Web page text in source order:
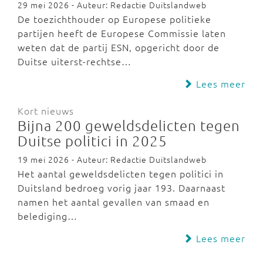
29 mei 2026 - Auteur: Redactie Duitslandweb
De toezichthouder op Europese politieke
partijen heeft de Europese Commissie laten
weten dat de partij ESN, opgericht door de
Duitse uiterst-rechtse…
Lees meer
Kort nieuws
Bijna 200 geweldsdelicten tegen
Duitse politici in 2025
19 mei 2026 - Auteur: Redactie Duitslandweb
Het aantal geweldsdelicten tegen politici in
Duitsland bedroeg vorig jaar 193. Daarnaast
namen het aantal gevallen van smaad en
belediging…
Lees meer